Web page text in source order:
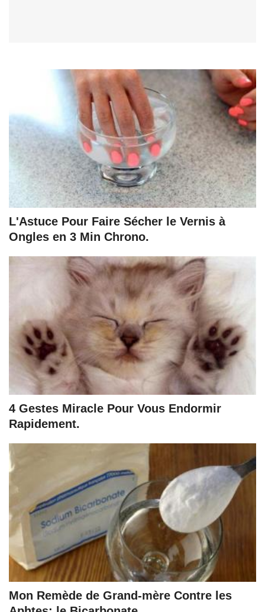
L'Astuce Pour Faire Sécher le Vernis à
Ongles en 3 Min Chrono.
4 Gestes Miracle Pour Vous Endormir
Rapidement.
Mon Remède de Grand-mère Contre les